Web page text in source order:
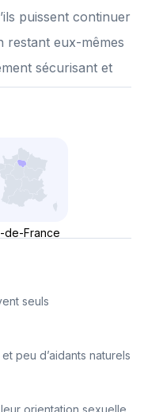
puissent continuer
restant eux-mêmes
sécurisant et
de-France
seuls
peu d’aidants naturels
orientation sexuelle